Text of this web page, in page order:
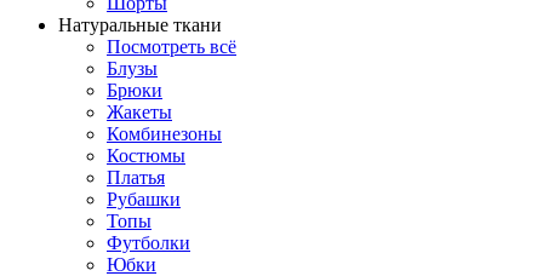
Натуральные ткани
Посмотреть всё
Блузы
Брюки
Жакеты
Комбинезоны
Костюмы
Платья
Рубашки
Топы
Футболки
Юбки